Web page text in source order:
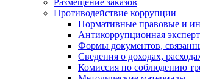
Противодействие коррупции
Нормативные правовые и
Антикоррупционная
Формы документов,
Сведения о доходах,
Комиссия по соблюдению